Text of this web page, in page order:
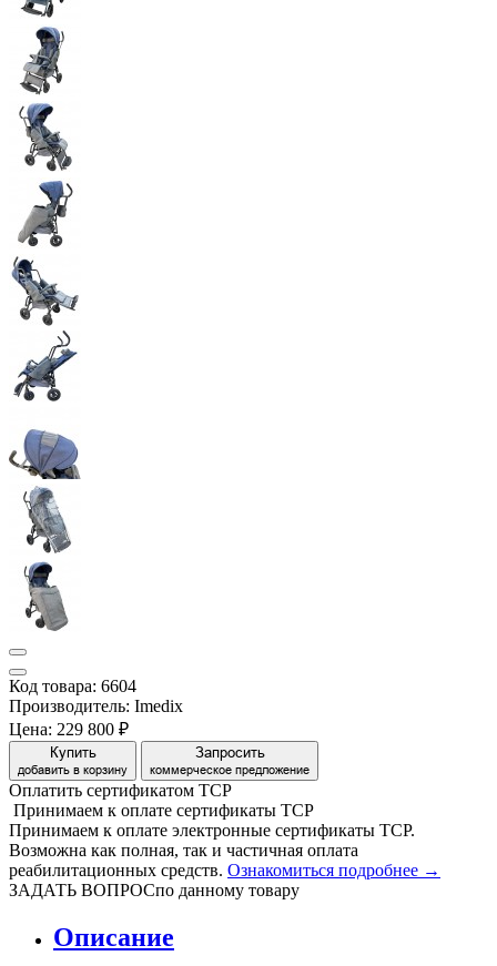
Код товара: 6604
Производитель: Imedix
Цена: 229 800 ₽
Купить
добавить в корзину
Запросить
коммерческое предложение
Оплатить сертификатом ТСР
Принимаем к оплате сертификаты ТСР
Принимаем к оплате электронные сертификаты ТСР.
Возможна как полная, так и частичная оплата
реабилитационных средств. Ознакомиться подробнее →
ЗАДАТЬ ВОПРОСпо данному товару
Описание